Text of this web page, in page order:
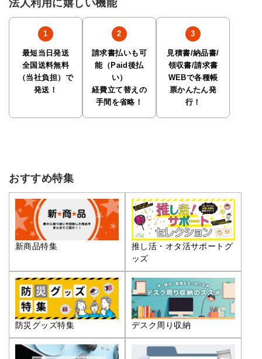
法人利用に嬉しい機能
最短当日発送
全国送料無料
（当社負担）で
発送！
請求書払いも可
能（Paid後払
い）
経費立て替えの
手間を省略！
見積書/納品書/
領収書/請求書
WEBで各種帳
票かんたん発
行！
おすすめ特集
新商品特集
推し活・オタ活サポートグ
ッズ
防災グッズ特集 デスク周り収納